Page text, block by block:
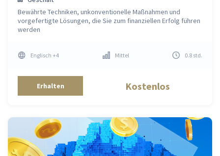
Bewährte Techniken, unkonventionelle Maßnahmen und
vorgefertigte Lösungen, die Sie zum finanziellen Erfolg führen
werden
Englisch +4 Mittel 0.8 std.
Erhalten Kostenlos